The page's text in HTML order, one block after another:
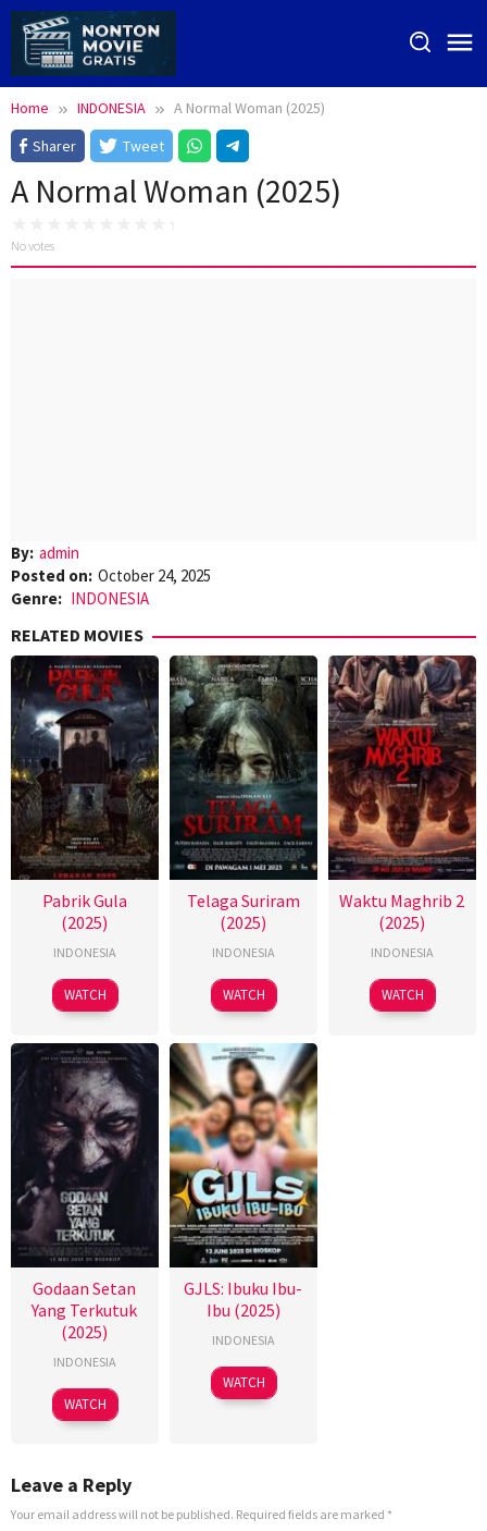
Skip
content
Home INDONESIA
A Normal Woman (2025)
Sharer
Tweet
A Normal Woman (2025)
No votes
By: admin
Posted on: October 24, 2025
Genre: INDONESIA
RELATED MOVIES
Pabrik Gula
(2025)
INDONESIA
WATCH
Telaga Suriram
(2025)
INDONESIA
WATCH
Waktu Maghrib 2
(2025)
INDONESIA
WATCH
Godaan Setan
Yang Terkutuk
(2025)
INDONESIA
WATCH
GJLS: Ibuku Ibu-
Ibu (2025)
INDONESIA
WATCH
Leave a Reply
Your email address will not be published. Required fields are marked *